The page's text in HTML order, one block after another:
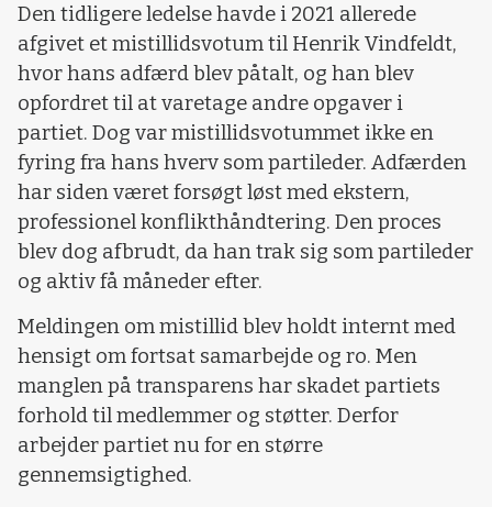
Den tidligere ledelse havde i 2021 allerede
afgivet et mistillidsvotum til Henrik Vindfeldt,
hvor hans adfærd blev påtalt, og han blev
opfordret til at varetage andre opgaver i
partiet. Dog var mistillidsvotummet ikke en
fyring fra hans hverv som partileder. Adfærden
har siden været forsøgt løst med ekstern,
professionel konflikthåndtering. Den proces
blev dog afbrudt, da han trak sig som partileder
og aktiv få måneder efter.
Meldingen om mistillid blev holdt internt med
hensigt om fortsat samarbejde og ro. Men
manglen på transparens har skadet partiets
forhold til medlemmer og støtter. Derfor
arbejder partiet nu for en større
gennemsigtighed.